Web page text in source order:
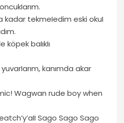
kadar tekmeIedim eski okuI
baIıkIı
kanımda akar
Wagwan rude boy when
Sago Sago Sago